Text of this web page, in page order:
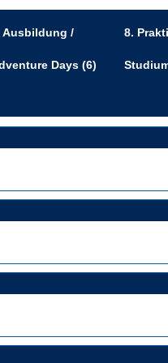
Ausbildung /
Days(6)
8.